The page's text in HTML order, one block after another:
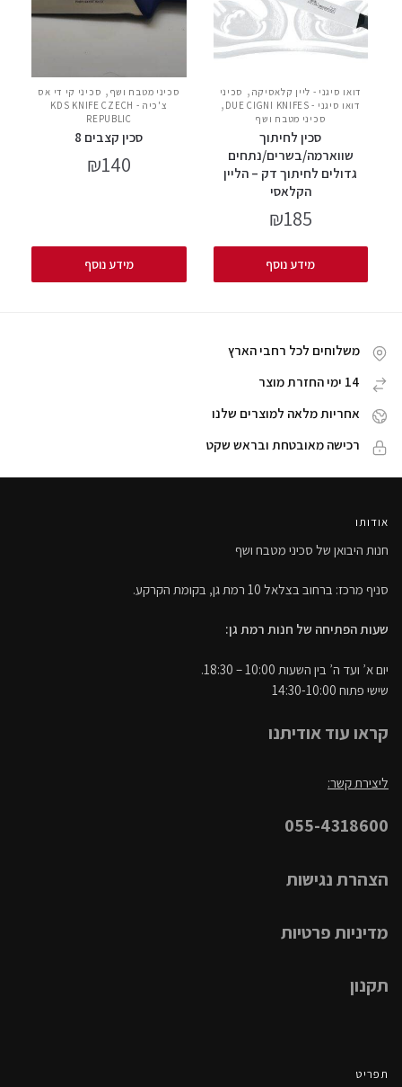
דואו סיגני - ליין קלאסיקה , סכיני
דואו סיגני - DUE CIGNI KNIFES
,
סכיני מטבח ושף
סכין לחיתוך
שווארמה/בשרים/נתחים
גדולים לחיתוך דק – הליין
הקלאסי
₪185
מידע נוסף
סכיני מטבח ושף , סכיני קי די אס
צ'כיה - KDS KNIFE CZECH
REPUBLIC
סכין קצבים 8
₪140
מידע נוסף
משלוחים לכל רחבי הארץ
14 ימי החזרת מוצר
אחריות מלאה למוצרים שלנו
רכישה מאובטחת ובראש שקט
אודותו
חנות היבואן של סכיני מטבח ושף
סניף מרכז: ברחוב בצלאל 10 רמת גן, בקומת הקרקע.
שעות הפתיחה של חנות רמת גן:
יום א’ ועד ה’ בין השעות 10:00 – 18:30.
שישי פתוח 14:30-10:00
קראו עוד אודיתנו
ליצירת קשר:
055-4318600
הצהרת נגישות
מדיניות פרטיות
תקנון
תפריט